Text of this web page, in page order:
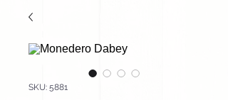
SKU: 5881